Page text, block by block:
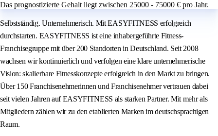
Das prognostizierte Gehalt liegt zwischen 25000 - 75000 € pro Jahr.
Selbstständig. Unternehmerisch. Mit EASYFITNESS erfolgreich
durchstarten. EASYFITNESS ist eine inhabergeführte Fitness-
Franchisegruppe mit über 200 Standorten in Deutschland. Seit 2008
wachsen wir kontinuierlich und verfolgen eine klare unternehmerische
Vision: skalierbare Fitnesskonzepte erfolgreich in den Markt zu bringen.
Über 150 Franchisenehmerinnen und Franchisenehmer vertrauen dabei
seit vielen Jahren auf EASYFITNESS als starken Partner. Mit mehr als
Mitgliedern zählen wir zu den etablierten Marken im deutschsprachigen
Raum.